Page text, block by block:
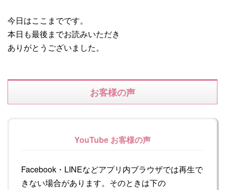
今日はここまでです。
本日も最後までお読みいただき
ありがとうございました。
お客様の声
YouTube お客様の声
Facebook・LINEなどアプリ内ブラウザでは再生で
きない場合があります。そのときは下の